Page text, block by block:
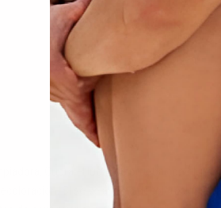
Cubra el lugar de prueba con el
SI se ve alguna decoloración,